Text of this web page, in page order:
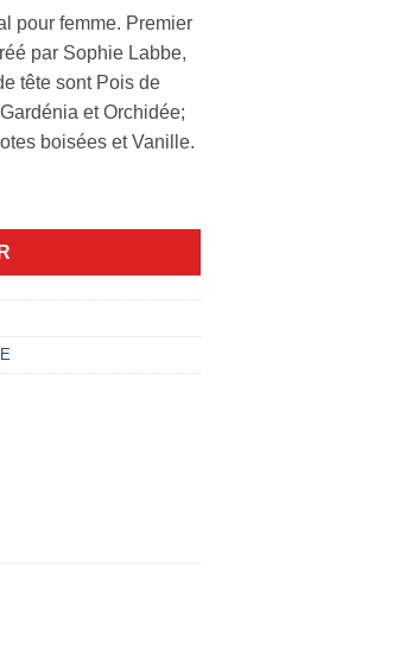
pour femme. Premier
par Sophie Labbe,
tête sont Pois de
et Orchidée;
boisées et Vanille.